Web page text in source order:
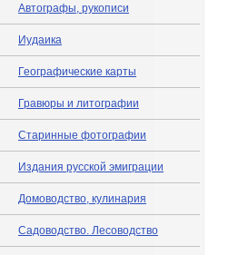
Автографы, рукописи
Иудаика
Географические карты
Гравюры и литографии
Старинные фотографии
Издания русской эмиграции
Домоводство, кулинария
Садоводство. Лесоводство